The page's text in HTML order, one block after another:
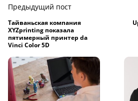
Предыдущий пост
Тайваньская компания
XYZprinting показала
пятимерный принтер da
Vinci Color 5D